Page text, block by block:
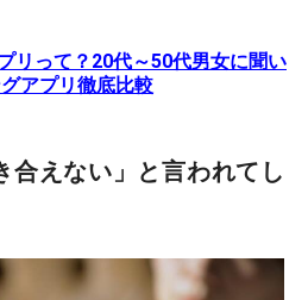
リって？20代～50代男女に聞い
アプリ徹底比較
合えない」と言われてし